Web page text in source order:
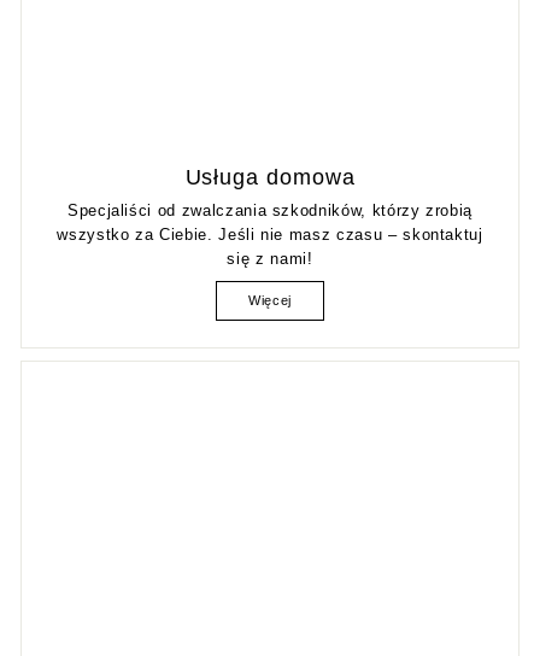
Usługa domowa
Specjaliści od zwalczania szkodników, którzy zrobią
wszystko za Ciebie. Jeśli nie masz czasu – skontaktuj
się z nami!
Więcej